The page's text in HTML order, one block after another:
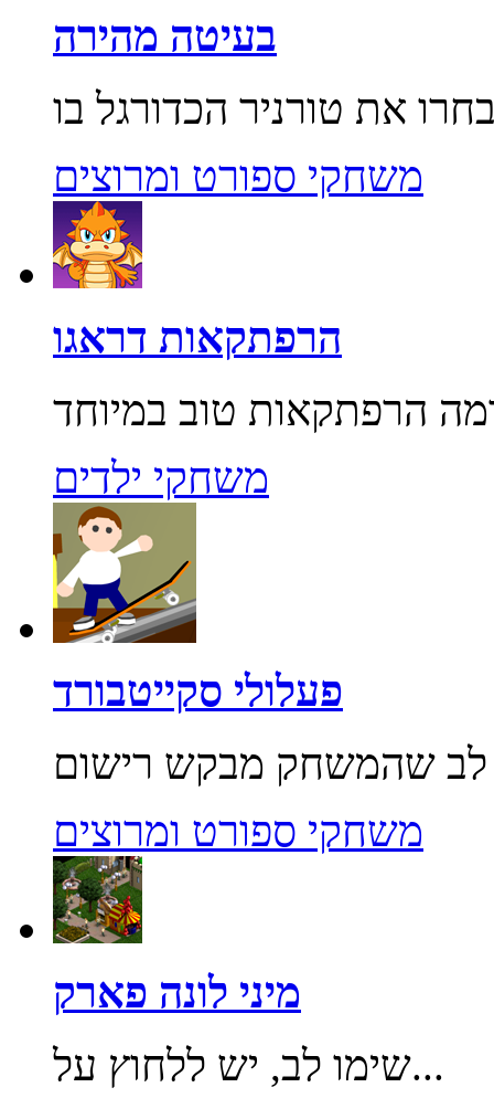
בעיטה מהירה
משחקי ספורט ומרוצים
הרפתקאות דראגו
משחקי ילדים
פעלולי סקייטבורד
משחקי ספורט ומרוצים
מיני לונה פארק
שימו לב, יש ללחוץ על...